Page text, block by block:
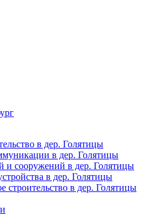
в дер. Голятицы
в дер. Голятицы
и сооружений в дер. Голятицы
в дер. Голятицы
строительство в дер. Голятицы